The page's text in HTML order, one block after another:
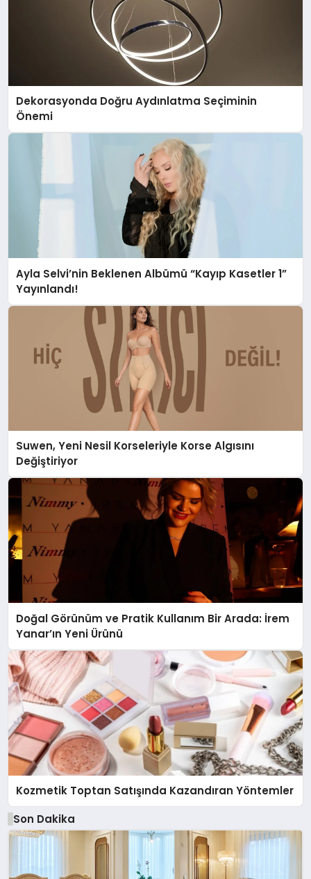
Dekorasyonda Doğru Aydınlatma Seçiminin
Önemi
Ayla Selvi’nin Beklenen Albümü “Kayıp Kasetler 1”
Yayınlandı!
Suwen, Yeni Nesil Korseleriyle Korse Algısını
Değiştiriyor
Doğal Görünüm ve Pratik Kullanım Bir Arada: İrem
Yanar’ın Yeni Ürünü
Kozmetik Toptan Satışında Kazandıran Yöntemler
Son Dakika